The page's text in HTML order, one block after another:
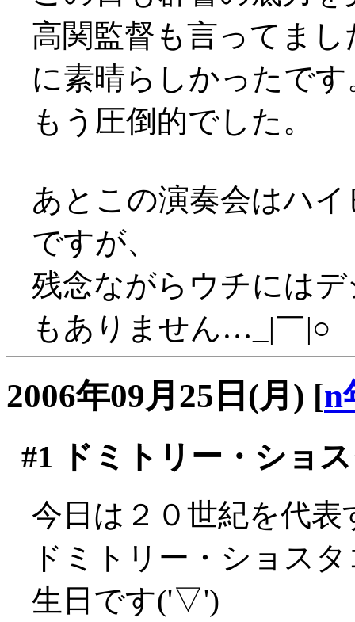
高関監督も言ってま
に素晴らしかったです
もう圧倒的でした。
あとこの演奏会はハ
ですが、
残念ながらウチには
もありません…_|￣|○
2006年09月25日(月) [n
#1 ドミトリー・ショ
今日は２０世紀を代
ドミトリー・ショス
生日です('▽')